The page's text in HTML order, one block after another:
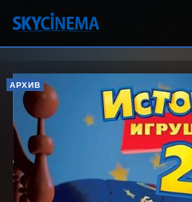
АРХИВ